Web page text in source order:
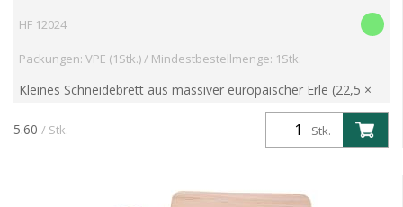
HF 12024
Packungen: VPE (1Stk.) / Mindestbestellmenge: 1Stk.
Kleines Schneidebrett aus massiver europäischer Erle (22,5 ×
12,5 × 1,2 cm). Robust, langlebig und ideal für den täglichen
Einsatz – auch perfekt für Kinderhände. Mit dek...
Stk.
5.60 / Stk.